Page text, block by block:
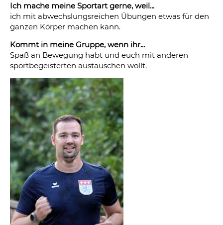
Ich mache meine Sportart gerne, weil...
ich mit abwechslungsreichen Übungen etwas für den
ganzen Körper machen kann.
Kommt in meine Gruppe, wenn ihr...
Spaß an Bewegung habt und euch mit anderen
sportbegeisterten austauschen wollt.